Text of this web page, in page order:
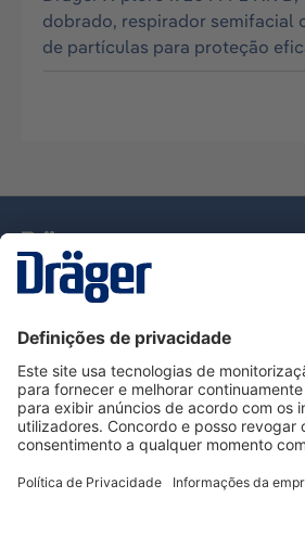
dobrado, respirador semifacial
de partículas para proteção
Serviço de Apoio ao Cliente
Utilização da loja
Informações